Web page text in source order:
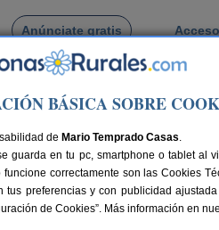
Anúnciate gratis
BÁSICA SOBRE
de Mario Temprado Casas.
en tu pc, smartphone o tablet al
correctamente son las Cookies
preferencias y con publicidad
de Cookies”. Más información en